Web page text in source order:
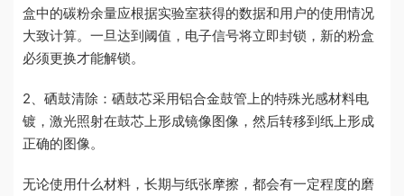
盒中的碳粉余量应根据实验室获得的数据和用户的使用情况
大致计算。一旦达到阈值，电子信号将立即封锁，新的粉盒
必须更换才能解锁。
2、硒鼓清除：硒鼓芯采用铝合金鼓管上的特殊光感材料电
镀，激光照射在鼓芯上形成镜像图像，然后转移到纸上形成
正确的图像。
无论使用什么材料，长期与纸张摩擦，都会有一定程度的磨